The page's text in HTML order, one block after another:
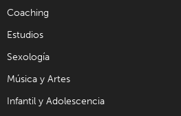
Coaching
Estudios
Sexología
Música y Artes
Infantil y Adolescencia